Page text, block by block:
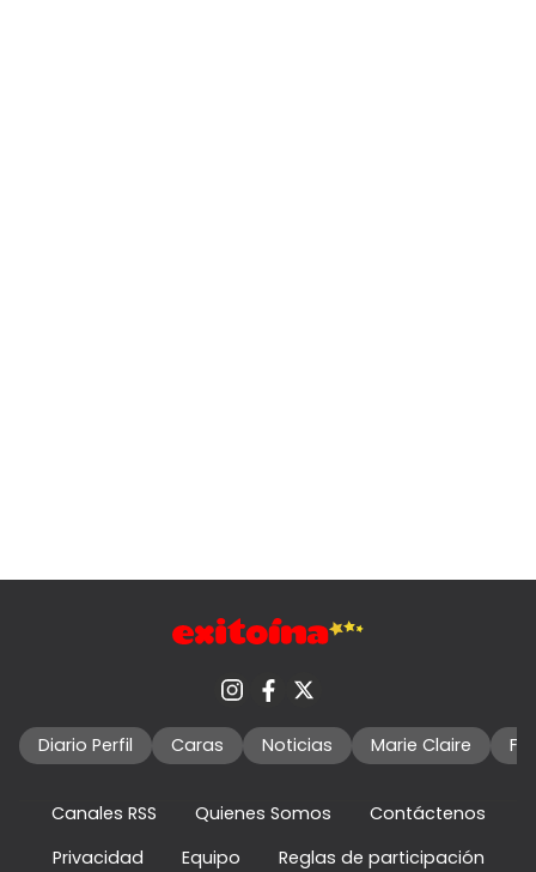
Diario Perfil Caras Noticias Marie Claire
Canales RSS Quienes Somos
Contáctenos
Privacidad
Equipo Reglas de participación